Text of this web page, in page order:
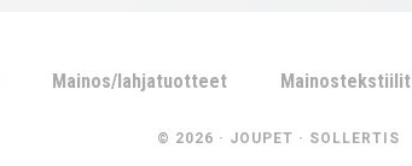
Mainos/lahjatuotteet Mainostekstiilit
© 2026 · JOUPET · SOLLERTIS